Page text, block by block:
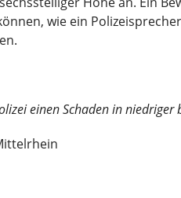
wie ein
einen Schaden in